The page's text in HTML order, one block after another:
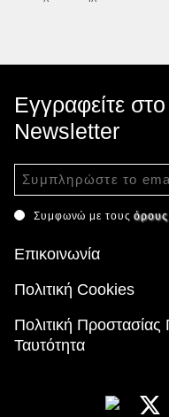
Εγγραφείτε στο
Newsletter
Συμφωνώ με τους
Επικοινωνία
Πολιτική Cookies
Πολιτική
Ταυτότητα